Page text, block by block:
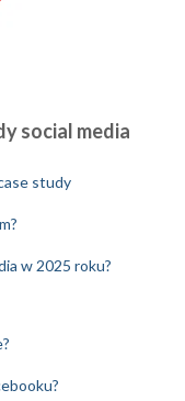
social media
study
w 2025 roku?